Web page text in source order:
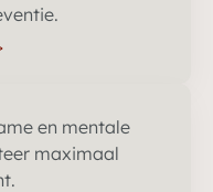
en mentale
maximaal